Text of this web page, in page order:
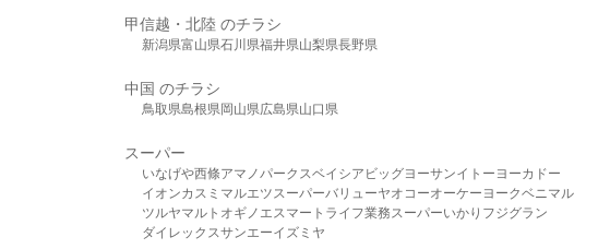
甲信越・北陸 のチラシ
新潟県富山県石川県福井県山梨県長野県
中国 のチラシ
鳥取県島根県岡山県広島県山口県
スーパー
いなげや西條アマノパークスベイシア ビッグヨーサンイトーヨーカドー
イオンカスミ マルエツスーパーバリューヤオコーオーケー ヨークベニマル
ツルヤマルト オギノ エスマート ライフ業務スーパーいかり フジグラン
ダイレックスサンエーイズミヤ